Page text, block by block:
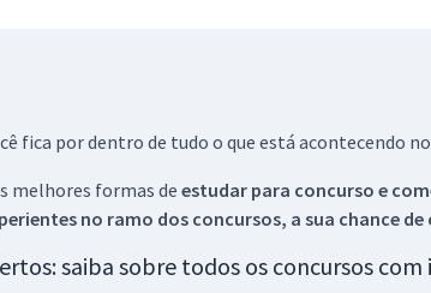
fica por dentro de tudo o que está acontecendo
melhores formas de estudar para concurso e
no ramo dos concursos, a sua chance
saiba sobre todos os concursos